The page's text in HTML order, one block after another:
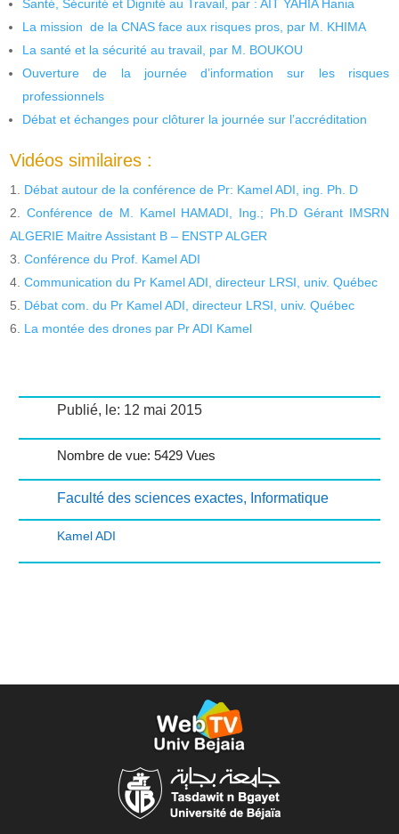
Santé, Sécurité et Dignité au Travail, par : AIT YAHIA Hania
La mission de la CNAS face aux risques pros, par M. KHIMA
La santé et la sécurité au travail, par M. BOUKOU
Ouverture de la journée d’information sur les risques
professionnels
Débat et échanges pour clôturer la journée sur l’accréditation
Vidéos similaires :
Débat autour de la conférence de Pr: Kamel ADI, ing. Ph. D
Conférence de M. Kamel HAMADI, Ing.; Ph.D Gérant IMSRN
ALGERIE Maitre Assistant B – ENSTP ALGER
Conférence du Prof. Kamel ADI
Communication du Pr Kamel ADI, directeur LRSI, univ. Québec
Débat com. du Pr Kamel ADI, directeur LRSI, univ. Québec
La montée des drones par Pr ADI Kamel
Publié, le: 12 mai 2015
Nombre de vue: 5429 Vues
Faculté des sciences exactes, Informatique
Kamel ADI